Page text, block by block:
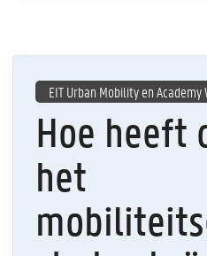
EIT Urban Mobility en Academy
Hoe heeft
het